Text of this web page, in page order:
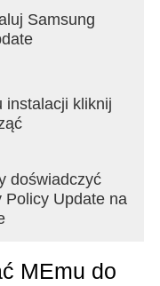
Samsung
instalacji kliknij
doświadczyć
Policy Update na
MEmu do